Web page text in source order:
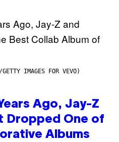
IMAGES FOR VEVO)
Ago, Jay-Z
Dropped One of
Albums